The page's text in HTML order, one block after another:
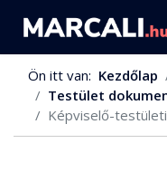
Ön itt van: Kezdőlap
Testület
Képviselő-